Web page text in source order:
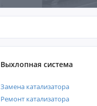
Выхлопная система
Замена катализатора
Ремонт катализатора